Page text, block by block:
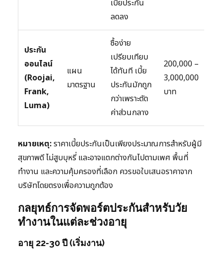
เบี้ยประกัน
ลดลง
ประกัน
ออนไลน์
(Roojai,
Frank,
Luma)
แผน
มาตรฐาน
ซื้อง่าย
เปรียบเทียบ
ได้ทันที เบี้ย
ประกันมักถูก
กว่าเพราะตัด
ค่าส่วนกลาง
200,000 –
3,000,000
บาท
หมายเหตุ:ราคาเบี้ยประกันเป็นเพียงประมาณการสำหรับผู้มี
สุขภาพดี ไม่สูบบุหรี่ และอาจแตกต่างกันไปตามเพศ พื้นที่
ทำงาน และความคุ้มครองที่เลือก ควรขอใบเสนอราคาจาก
บริษัทโดยตรงเพื่อความถูกต้อง
กลยุทธ์การจัดพอร์ตประกันสำหรับวัย
ทำงานในแต่ละช่วงอายุ
อายุ 22-30 ปี (เริ่มงาน)